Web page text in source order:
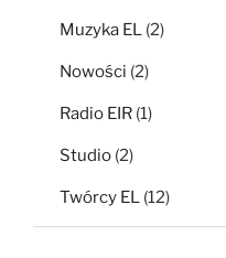
Muzyka EL (2)
Nowości (2)
Radio EIR (1)
Studio (2)
Twórcy EL (12)